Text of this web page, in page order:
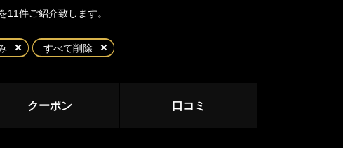
11件ご紹介致します。
すべて削除
クーポン 口コミ
中野・高円寺・荻窪
笹塚